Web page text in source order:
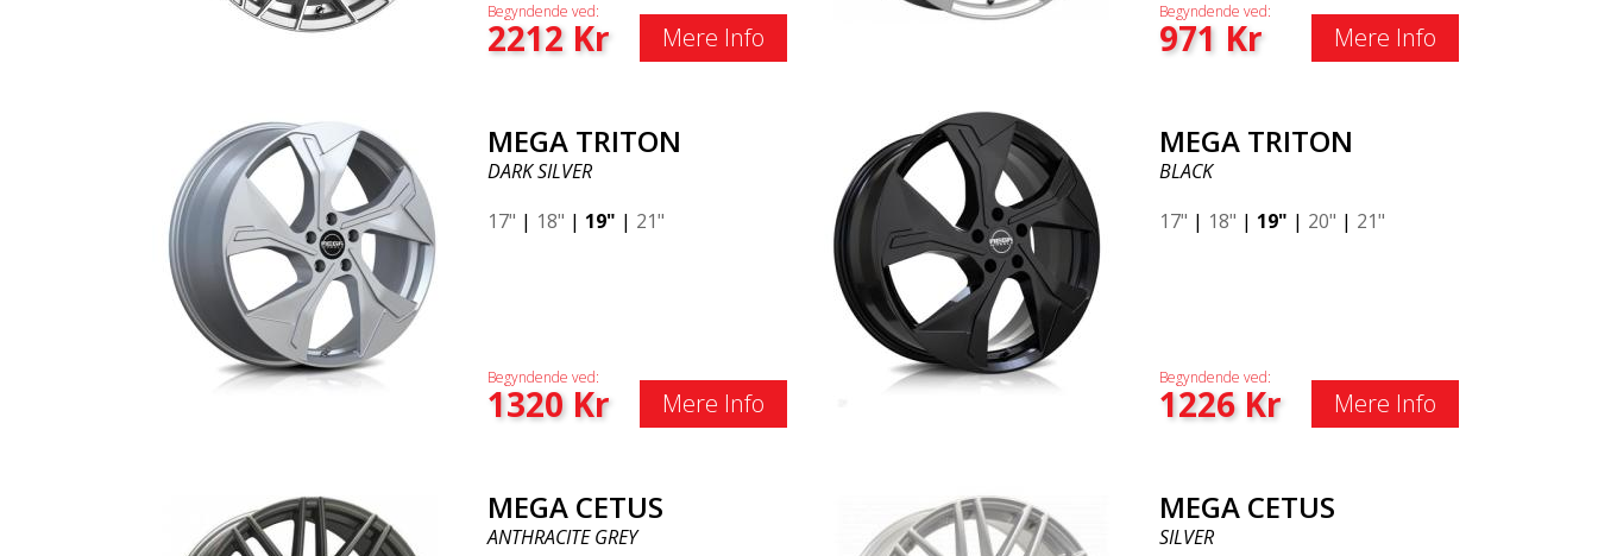
Begyndende ved:
2212Kr Mere Info
Begyndende ved:
971 Kr Mere Info
MEGA TRITON
DARK SILVER
17" | 18" | 19" | 21"
Begyndende ved:
1320Kr Mere Info
MEGA TRITON
BLACK
17" | 18" | 19" | 20" | 21"
Begyndende ved:
1226Kr Mere Info
MEGA CETUS
ANTHRACITE GREY
MEGA CETUS
SILVER